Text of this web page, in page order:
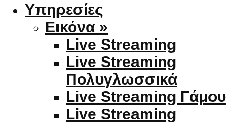
Υπηρεσίες
Εικόνα »
Live Streaming
Live Streaming
Πολυγλωσσικά
Live Streaming Γάμου
Live Streaming